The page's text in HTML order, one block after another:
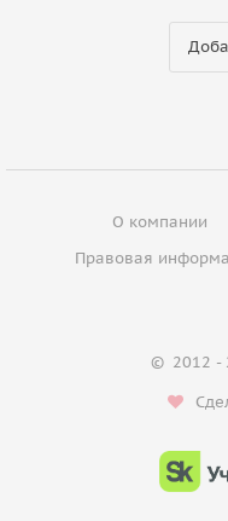
О компании
Правовая
© 2012 -